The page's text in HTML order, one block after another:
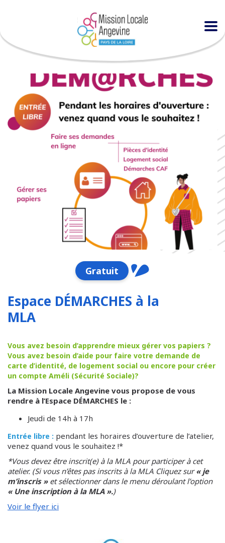
Agenda Espace DÉMARCHES à la MLA
Gratuit
Espace DÉMARCHES à la
MLA
Vous avez besoin d’apprendre mieux gérer vos papiers ?
Vous avez besoin d’aide pour faire votre demande de
carte d’identité, de logement social ou encore pour créer
un compte Améli (Sécurité Sociale)?
La Mission Locale Angevine vous propose de vous
rendre à l’Espace DÉMARCHES le :
Jeudi de 14h à 17h
Entrée libre : pendant les horaires d’ouverture de l’atelier,
venez quand vous le souhaitez !*
*Vous devez être inscrit(e) à la MLA pour participer à cet
atelier. (Si vous n’êtes pas inscrits à la MLA Cliquez sur« je
m’inscris »et sélectionner dans le menu déroulant l’option
« Une inscription à la MLA ».)
Voir le flyer ici